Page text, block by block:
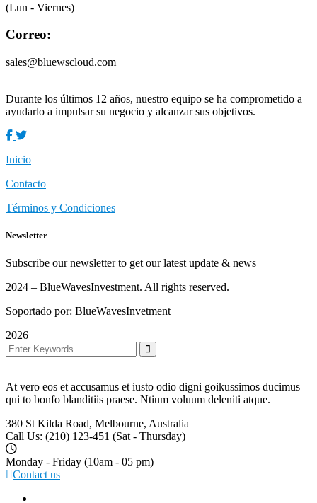
(Lun - Viernes)
Correo:
sales@bluewscloud.com
Durante los últimos 12 años, nuestro equipo se ha comprometido a
ayudarlo a impulsar su negocio y alcanzar sus objetivos.
Inicio
Contacto
Términos y Condiciones
Newsletter
Subscribe our newsletter to get our latest update & news
2024 – BlueWavesInvestment. All rights reserved.
Soportado por: BlueWavesInvetment
2026
At vero eos et accusamus et iusto odio digni goikussimos ducimus
qui to bonfo blanditiis praese. Ntium voluum deleniti atque.
380 St Kilda Road, Melbourne, Australia
Call Us: (210) 123-451 (Sat - Thursday)
Monday - Friday (10am - 05 pm)
Contact us